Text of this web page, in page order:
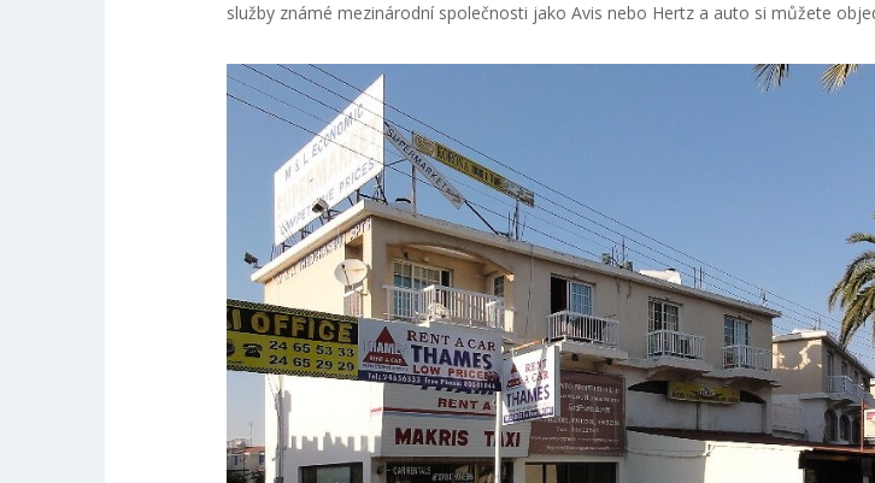
služby známé mezinárodní společnosti jako Avis nebo Hertz a auto si můžete